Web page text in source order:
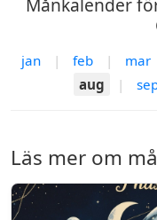
Månkalender
jan | feb | mar
aug
|
Läs mer om